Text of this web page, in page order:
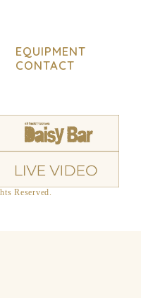
EQUIPMENT
CONTACT
Reserved.